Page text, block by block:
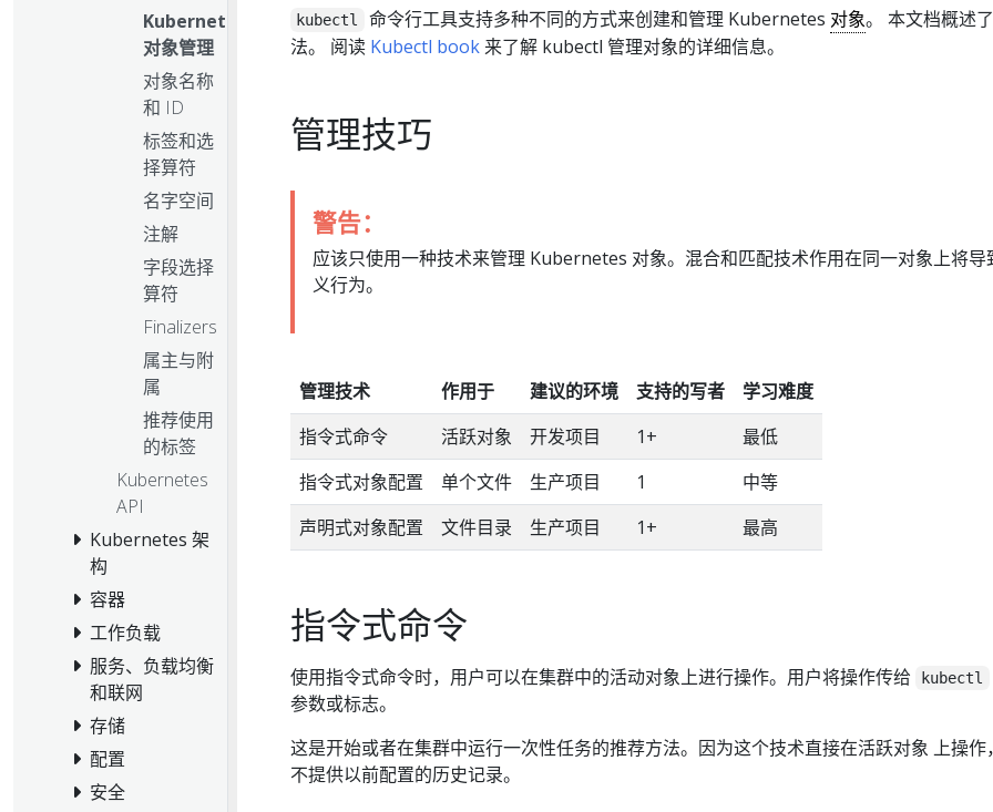
Kubernetes
对象管理
对象名称
和 ID
标签和选
择算符
名字空间
注解
字段选择
算符
Finalizers
属主与附
属
推荐使用
的标签
Kubernetes
API
Kubernetes 架
构
容器
工作负载
服务、负载均衡
和联网
存储
配置
安全
kubectl 命令行工具支持多种不同的方式来创建和管理 Kubernetes 对象。 本文档概述
法。 阅读 Kubectl book 来了解 kubectl 管理对象的详细信息。
管理技巧
警告：
应该只使用一种技术来管理 Kubernetes 对象。混合和匹配技术作用在同一对象上将导
义行为。
管理技术 作用于 建议的环境 支持的写者
学习难度
指令式命令
活跃对象 开发项目 1+
最低
指令式对象配置
单个文件 生产项目 1
中等
声明式对象配置
文件目录 生产项目 1+ 最高
指令式命令
使用指令式命令时，用户可以在集群中的活动对象上进行操作。用户将操作传给 kubectl
参数或标志。
这是开始或者在集群中运行一次性任务的推荐方法。因为这个技术直接在活跃对象 上操作
不提供以前配置的历史记录。